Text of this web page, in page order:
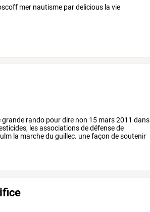
mer nautisme par delicious la vie
grande rando pourdire non 15 mars2011 dans
lesassociationsdedéfensede
la marchedu guillec. unefaçon desoutenir